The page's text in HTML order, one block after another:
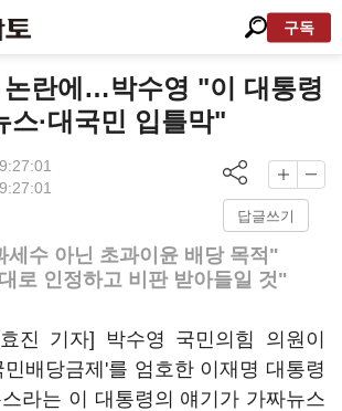
구독
논란에…박수영 "이 대통령
스·대국민 입틀막"
답글쓰기
세수 아닌 초과이윤 배당 목적"
로 인정하고 비판 받아들일 것"
진 기자] 박수영 국민의힘 의원이
배당금제'를 엄호한 이재명 대통령
라는 이 대통령의 얘기가 가짜뉴스